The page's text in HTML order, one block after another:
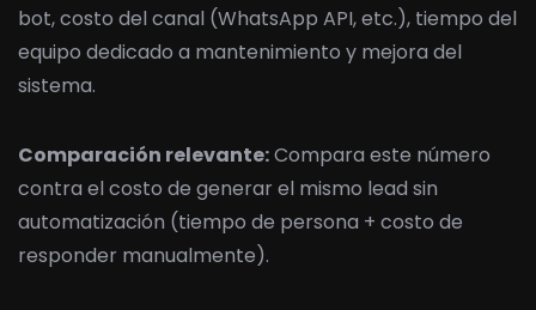
bot, costo del canal (WhatsApp API, etc.), tiempo del
equipo dedicado a mantenimiento y mejora del
sistema.
Comparación relevante:Compara este número
contra el costo de generar el mismo lead sin
automatización (tiempo de persona + costo de
responder manualmente).